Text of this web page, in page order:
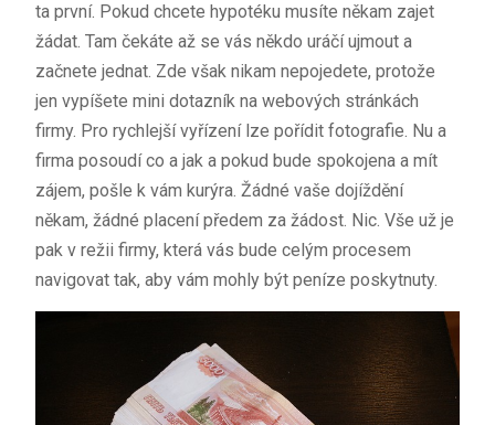
ta první. Pokud chcete hypotéku musíte někam zajet
žádat. Tam čekáte až se vás někdo uráčí ujmout a
začnete jednat. Zde však nikam nepojedete, protože
jen vypíšete mini dotazník na webových stránkách
firmy. Pro rychlejší vyřízení lze pořídit fotografie. Nu a
firma posoudí co a jak a pokud bude spokojena a mít
zájem, pošle k vám kurýra. Žádné vaše dojíždění
někam, žádné placení předem za žádost. Nic. Vše už je
pak v režii firmy, která vás bude celým procesem
navigovat tak, aby vám mohly být peníze poskytnuty.